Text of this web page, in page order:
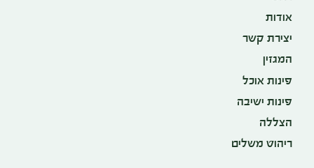
אודות
יצירת קשר
המגזין
פינות אוכל
פינות ישיבה
הצללה
ריהוט משלים